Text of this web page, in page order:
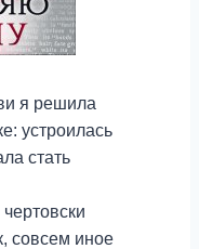
я решила
устроилась
стать
совсем иное